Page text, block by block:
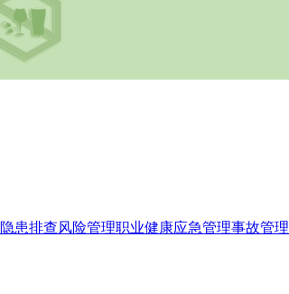
隐患排查风险管理职业健康应急管理事故管理